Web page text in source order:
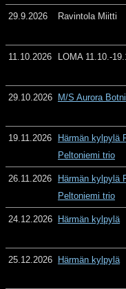
29.9.2026 Ravintola Miitti
11.10.2026 LOMA 11.10.-
29.10.2026 M/S Aurora
19.11.2026
Härmän kylpylä
Peltoniemi trio
26.11.2026
Härmän kylpylä
Peltoniemi trio
24.12.2026 Härmän kylpylä
25.12.2026 Härmän kylpylä